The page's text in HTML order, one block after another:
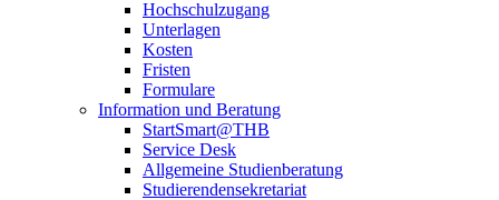
Hochschulzugang
Unterlagen
Kosten
Fristen
Formulare
Information und Beratung
StartSmart@THB
Service Desk
Allgemeine Studienberatung
Studierendensekretariat